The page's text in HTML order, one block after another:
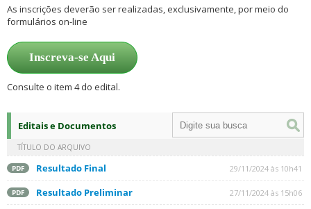
As inscrições deverão ser realizadas, exclusivamente, por meio do
formulários on-line
Inscreva-se Aqui
Consulte o item 4 do edital.
Editais e Documentos
TÍTULO DO ARQUIVO
PDF Resultado Final 29/11/2024 às 10h41
PDF Resultado Preliminar 27/11/2024 às 15h06